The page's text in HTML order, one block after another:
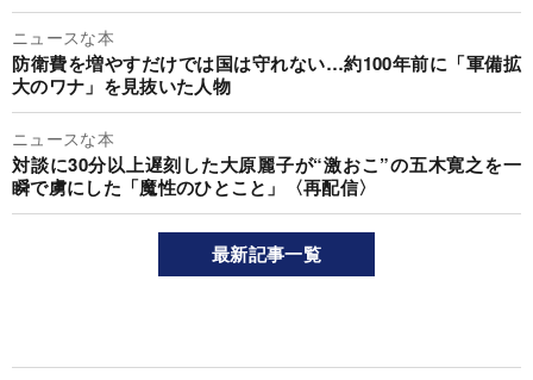
ニュースな本
防衛費を増やすだけでは国は守れない…約100年前に「軍備拡
大のワナ」を見抜いた人物
ニュースな本
対談に30分以上遅刻した大原麗子が“激おこ”の五木寛之を一
瞬で虜にした「魔性のひとこと」〈再配信〉
最新記事一覧